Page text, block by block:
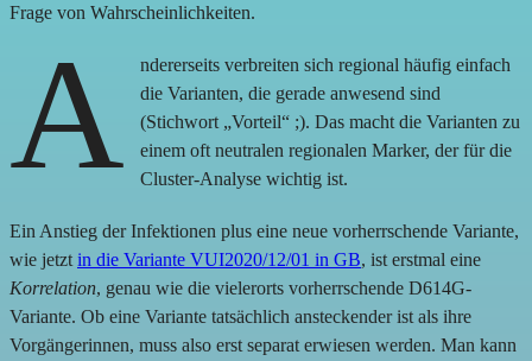
Frage von Wahrscheinlichkeiten.
A
ndererseits verbreiten sich regional häufig einfach
die Varianten, die gerade anwesend sind
(Stichwort „Vorteil“ ;). Das macht die Varianten zu
einem oft neutralen regionalen Marker, der für die
Cluster-Analyse wichtig ist.
Ein Anstieg der Infektionen plus eine neue vorherrschende Variante,
wie jetzt in die Variante VUI2020/12/01 in GB, ist erstmal eine
Korrelation, genau wie die vielerorts vorherrschende D614G-
Variante. Ob eine Variante tatsächlich ansteckender ist als ihre
Vorgängerinnen, muss also erst separat erwiesen werden. Man kann